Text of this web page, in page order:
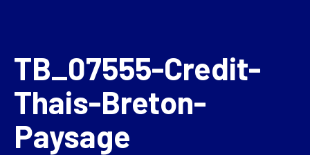
TB_07555-Credit-
Thais-Breton-
Paysage